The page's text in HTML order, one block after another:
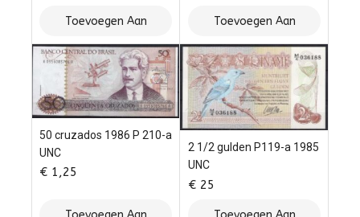
Toevoegen Aan
Winkelwagen
Toevoegen Aan
Winkelwagen
50 cruzados 1986 P 210-a
UNC
€ 1,25
2 1/2 gulden P119-a 1985
UNC
€ 25